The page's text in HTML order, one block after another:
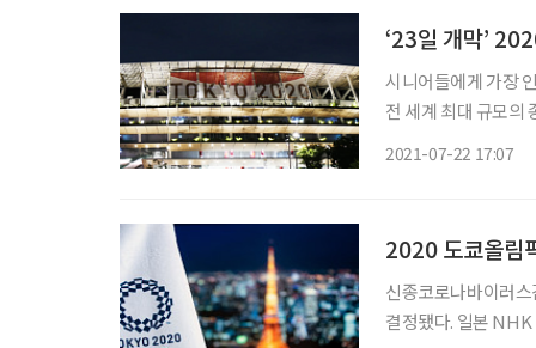
‘23일 개막’
시니어들에게 가장
전 세계 최대 규모의
2021-07-22 17:07
2020 도쿄올림
신종코로나바이러
결정됐다. 일본